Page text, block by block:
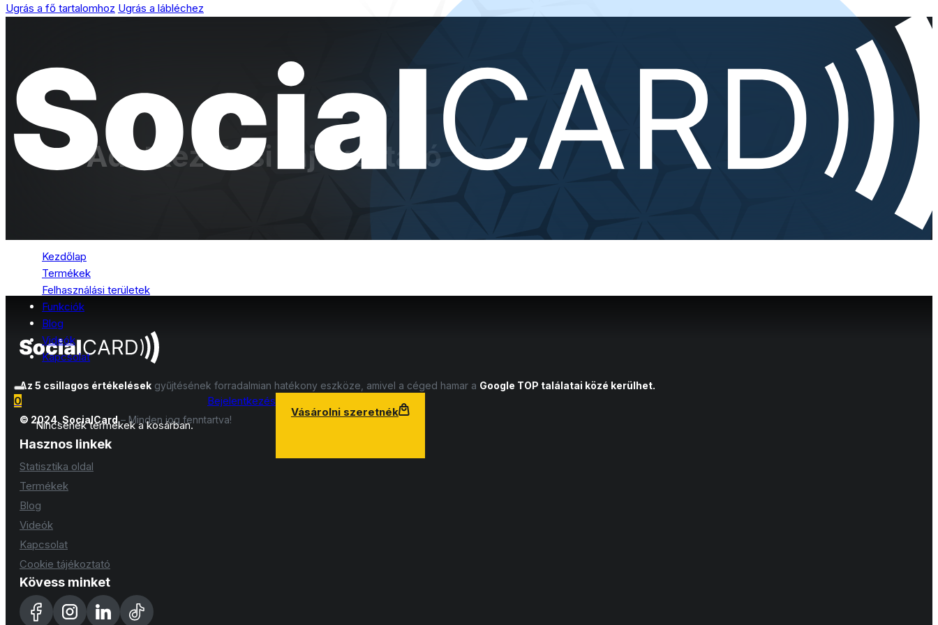
Ugrás a fő tartalomhoz Ugrás a lábléchez
Kezdőlap
Termékek
Felhasználási területek
Funkciók
Blog
Videók
Kapcsolat
0
Nincsenek termékek a kosárban.
Bejelentkezés
Vásárolni szeretnék
Adatkezelési tájékoztató
Az 5 csillagos értékelések gyűjtésének forradalmian hatékony eszköze, amivel a céged hamar a Google TOP találatai közé kerülhet.
© 2024. SocialCard– Minden jog fenntartva!
Hasznos linkek
Statisztika oldal
Termékek
Blog
Videók
Kapcsolat
Cookie tájékoztató
Kövess minket